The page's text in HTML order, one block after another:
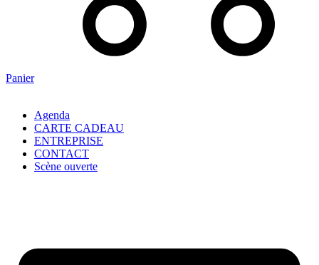
Panier
Agenda
CARTE CADEAU
ENTREPRISE
CONTACT
Scène ouverte